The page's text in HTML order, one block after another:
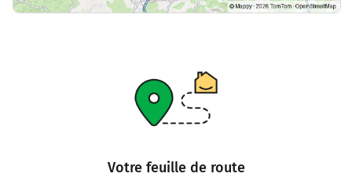
Votre feuille de route